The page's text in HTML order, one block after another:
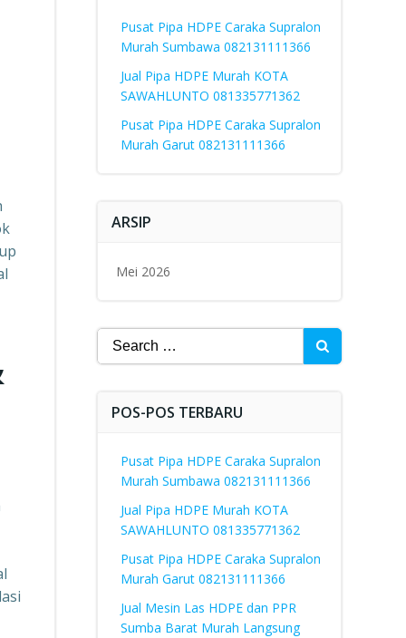
Pusat Pipa HDPE Caraka Supralon
Murah Sumbawa 082131111366
Jual Pipa HDPE Murah KOTA
SAWAHLUNTO 081335771362
Pusat Pipa HDPE Caraka Supralon
Murah Garut 082131111366
ARSIP
Mei 2026
Search
for:
POS-POS TERBARU
Pusat Pipa HDPE Caraka Supralon
Murah Sumbawa 082131111366
Jual Pipa HDPE Murah KOTA
SAWAHLUNTO 081335771362
Pusat Pipa HDPE Caraka Supralon
Murah Garut 082131111366
Jual Mesin Las HDPE dan PPR
Sumba Barat Murah Langsung